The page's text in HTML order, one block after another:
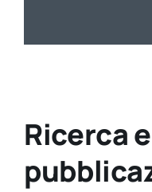
Ricerca e